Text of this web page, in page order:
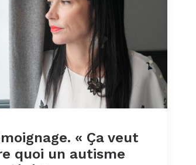
« Ça veut
quoi un autisme